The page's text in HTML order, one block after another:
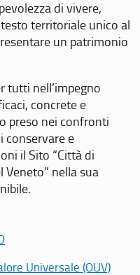
di vivere,
territoriale unico al
un patrimonio
tutti nell’impegno
concrete e
preso nei confronti
conservare e
il Sito “Città di
Veneto” nella sua
Universale (OUV)